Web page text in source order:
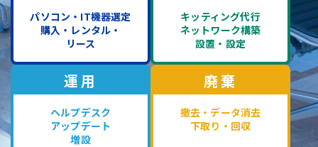
パソコン・IT機器選定
購入・レンタル・
リース
キッティング代行
ネットワーク構築
設置・設定
運用
ヘルプデスク
アップデート
増設
廃棄
撤去・データ消去
下取り・回収